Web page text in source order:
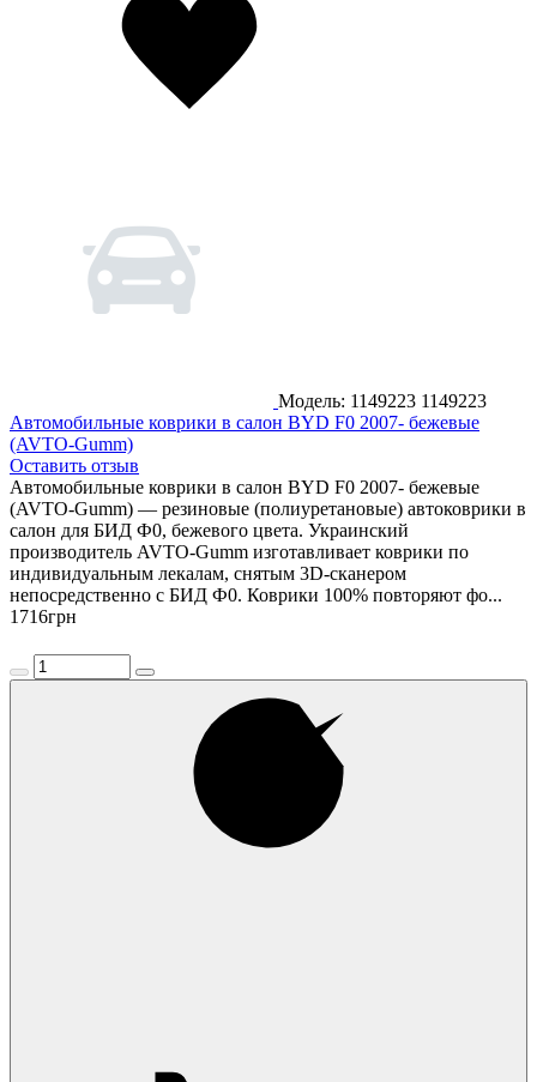
Модель: 1149223 1149223
Автомобильные коврики в салон BYD F0 2007- бежевые
(AVTO-Gumm)
Оставить отзыв
Автомобильные коврики в салон BYD F0 2007- бежевые
(AVTO-Gumm) — резиновые (полиуретановые) автоковрики в
салон для БИД Ф0, бежевого цвета. Украинский
производитель AVTO-Gumm изготавливает коврики по
индивидуальным лекалам, снятым 3D-сканером
непосредственно с БИД Ф0. Коврики 100% повторяют фо...
1716грн